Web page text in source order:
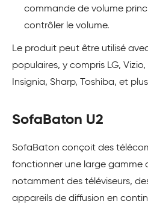
commande de volume
contrôler le volume.
Le produit peut être utilisé
populaires, y compris LG, Vizio,
Insignia, Sharp, Toshiba, et
SofaBaton U2
SofaBaton conçoit des
fonctionner une large gamme
notamment des téléviseurs,
appareils de diffusion en